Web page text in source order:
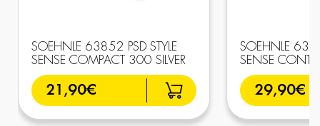
SOEHNLE 63852 PSD STYLE
SENSE COMPACT 300 SILVER
21,90€
SOEHNLE
SENSE
29,90€